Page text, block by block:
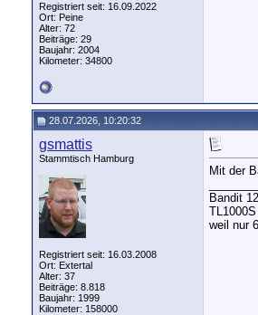
Registriert seit: 16.09.2022
Ort: Peine
Alter: 72
Beiträge: 29
Baujahr: 2004
Kilometer: 34800
28.07.2026, 10:20:32
gsmattis
Stammtisch Hamburg
Registriert seit: 16.03.2008
Ort: Extertal
Alter: 37
Beiträge: 8.818
Baujahr: 1999
Kilometer: 158000
Mit der
Bandit
TL1000S
weil nur